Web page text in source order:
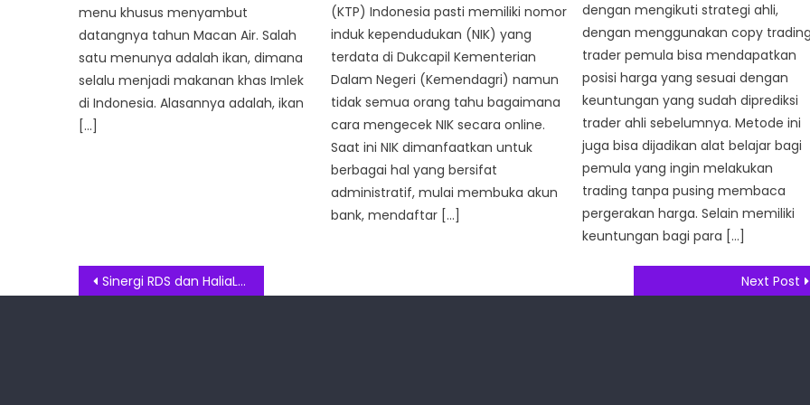
menu khusus menyambut
datangnya tahun Macan Air. Salah
satu menunya adalah ikan, dimana
selalu menjadi makanan khas Imlek
di Indonesia. Alasannya adalah, ikan
[…]
(KTP) Indonesia pasti memiliki nomor
induk kependudukan (NIK) yang
terdata di Dukcapil Kementerian
Dalam Negeri (Kemendagri) namun
tidak semua orang tahu bagaimana
cara mengecek NIK secara online.
Saat ini NIK dimanfaatkan untuk
berbagai hal yang bersifat
administratif, mulai membuka akun
bank, mendaftar […]
dengan mengikuti strategi ahli,
dengan menggunakan copy
trader pemula bisa mendapatkan
posisi harga yang sesuai dengan
keuntungan yang sudah diprediksi
trader ahli sebelumnya. Metode ini
juga bisa dijadikan alat belajar bagi
pemula yang ingin melakukan
trading tanpa pusing membaca
pergerakan harga. Selain memiliki
keuntungan bagi para […]
Post
Sinergi RDS dan HaliaLabs Luncurkan TrustDoc Solusi Manajemen Kesehatan Berbasis Blockchain Next Post